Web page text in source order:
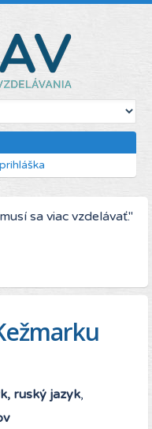
sa viac vzdelávať."
ruský jazyk,